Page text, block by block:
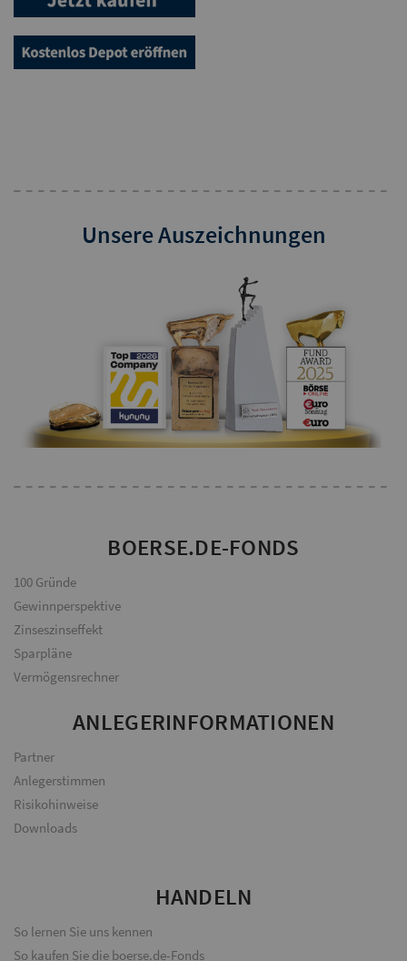
Unsere Auszeichnungen
BOERSE.DE-FONDS
100 Gründe
Gewinnperspektive
Zinseszinseffekt
Sparpläne
Vermögensrechner
ANLEGERINFORMATIONEN
Partner
Anlegerstimmen
Risikohinweise
Downloads
HANDELN
So lernen Sie uns kennen
So kaufen Sie die boerse.de-Fonds